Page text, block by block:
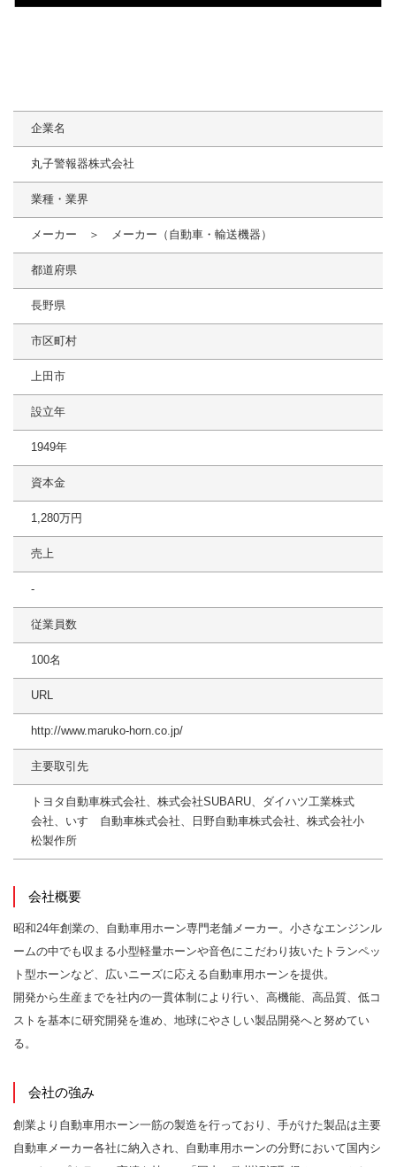
企業名
丸子警報器株式会社
業種・業界
メーカー ＞ メーカー（自動車・輸送機器）
都道府県
長野県
市区町村
上田市
設立年
1949年
資本金
1,280万円
売上
-
従業員数
100名
URL
http://www.maruko-horn.co.jp/
主要取引先
トヨタ自動車株式会社、株式会社SUBARU、ダイハツ工業株式
会社、いすゞ自動車株式会社、日野自動車株式会社、株式会社小
松製作所
会社概要
昭和24年創業の、自動車用ホーン専門老舗メーカー。小さなエンジンル
ームの中でも収まる小型軽量ホーンや音色にこだわり抜いたトランペッ
ト型ホーンなど、広いニーズに応える自動車用ホーンを提供。
開発から生産までを社内の一貫体制により行い、高機能、高品質、低コ
ストを基本に研究開発を進め、地球にやさしい製品開発へと努めてい
る。
会社の強み
創業より自動車用ホーン一筋の製造を行っており、手がけた製品は主要
自動車メーカー各社に納入され、自動車用ホーンの分野において国内シ